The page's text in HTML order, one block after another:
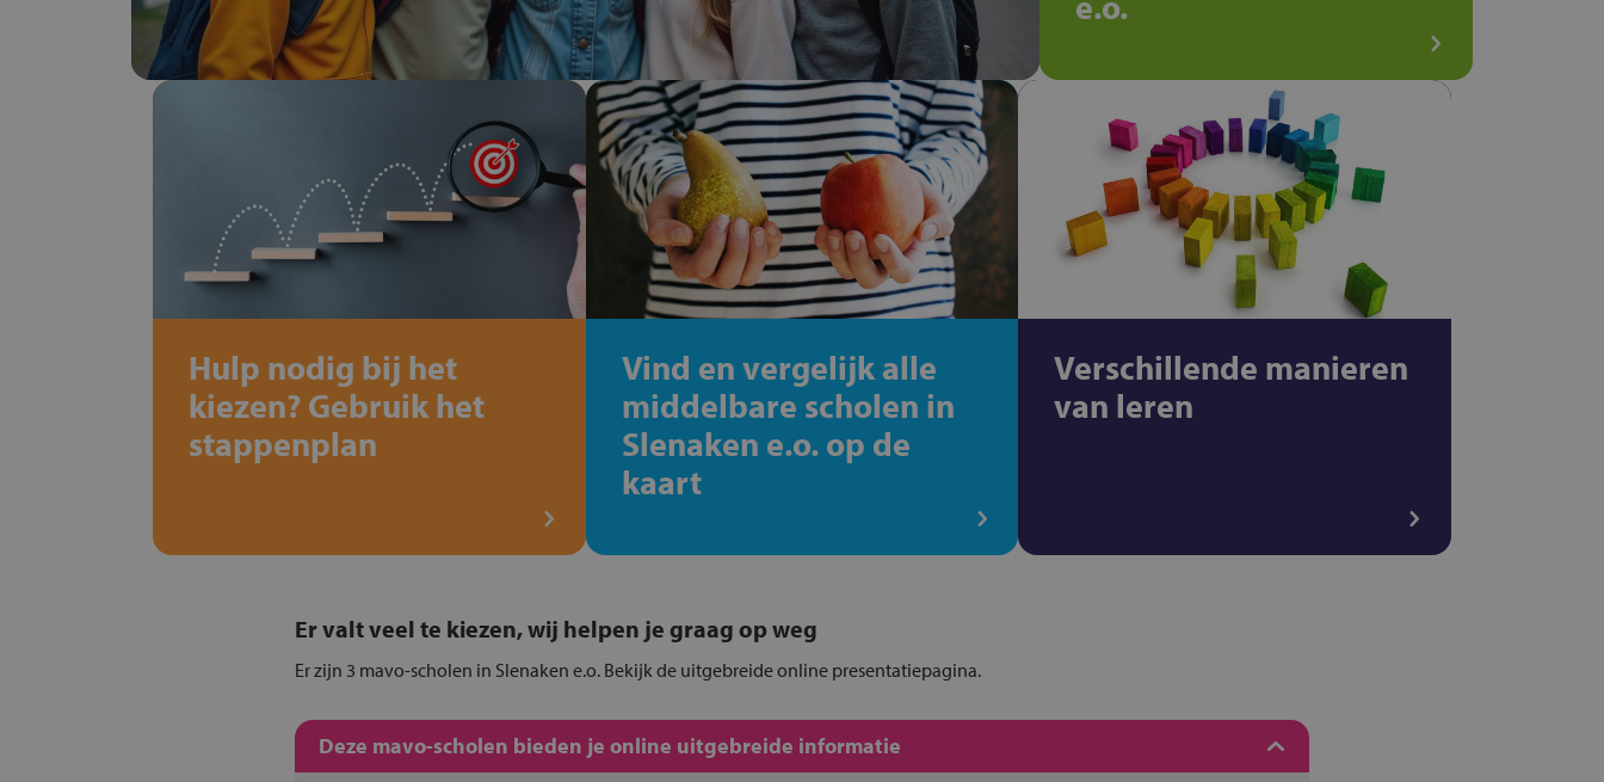
Hulp nodig bij het
kiezen? Gebruik het
stappenplan
Vind en vergelijk alle
middelbare scholen in
Slenaken e.o. op de
kaart
Verschillende manieren
van leren
Er valt veel te kiezen, wij helpen je graag op weg
Er zijn 3 mavo-scholen in Slenaken e.o. Bekijk de uitgebreide online presentatiepagina.
Deze mavo-scholen bieden je online uitgebreide informatie